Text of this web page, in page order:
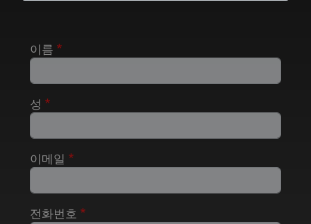
이름
성
이메일
전화번호